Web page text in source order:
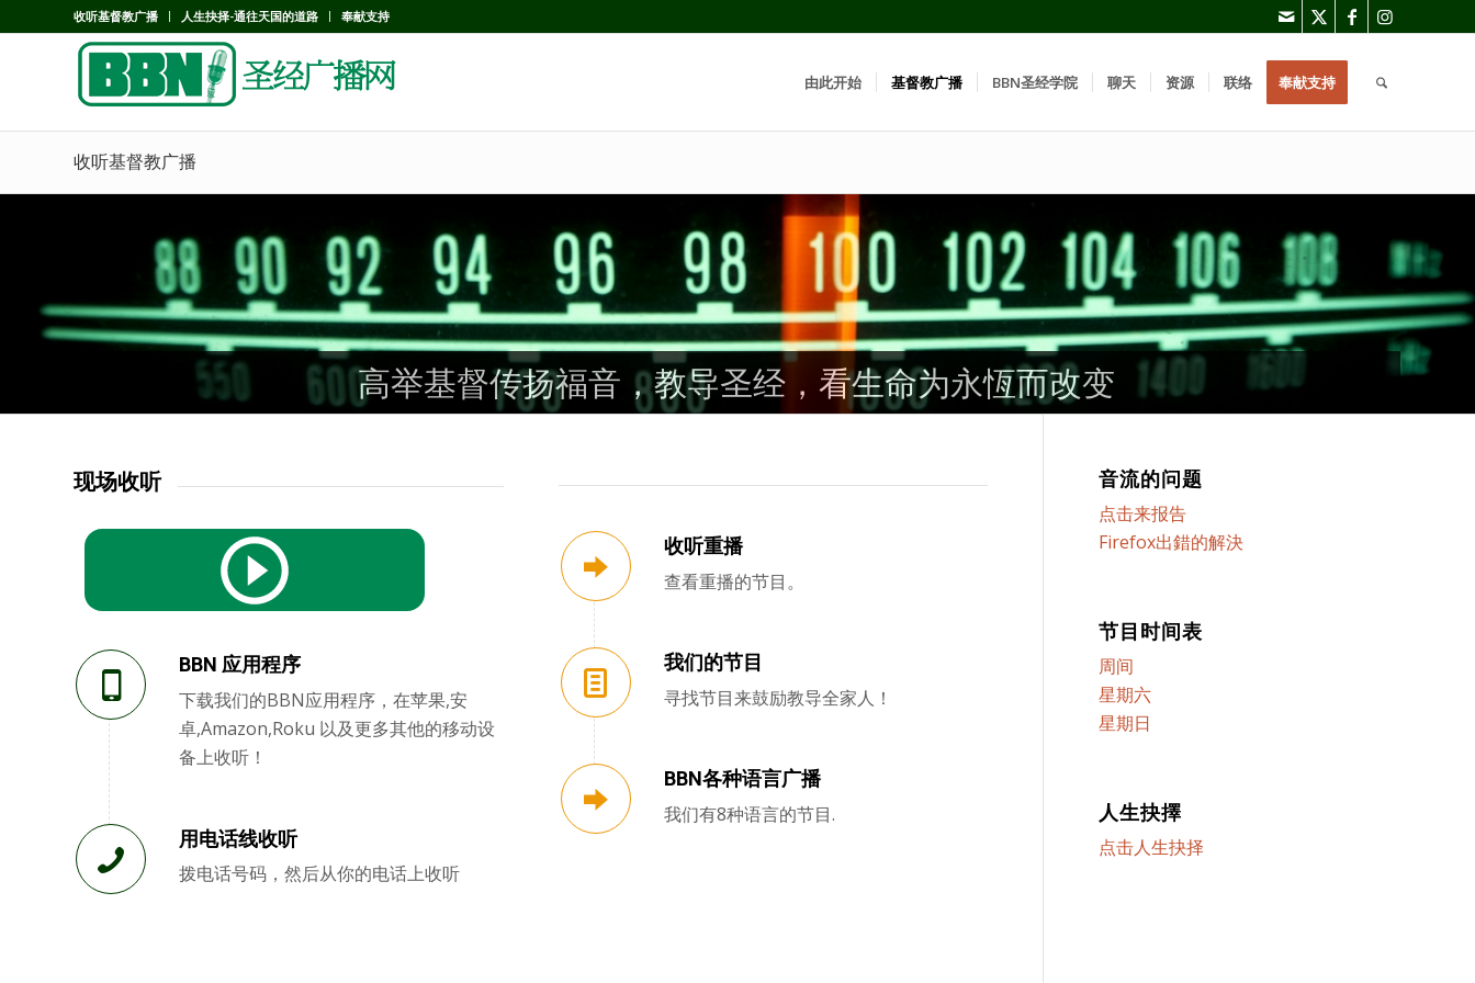
收听基督教广播 人生抉择-通往天国的道路 奉献支持
由此开始 基督教广播 BBN圣经学院 聊天 资源 联络 奉献支持
收听基督教广播
高举基督传扬福音，教导圣经，看生命为永恆而改变
高举基督传扬福音，教导圣经，看生命为永恆而改变
高举基督传扬福音，教导圣经，看生命为永恆而改变
现场收听
BBN 应用程序
下载我们的BBN应用程序，在苹果,安
卓,Amazon,Roku 以及更多其他的移动设
备上收听！
用电话线收听
拨电话号码，然后从你的电话上收听
收听重播
查看重播的节目。
我们的节目
寻找节目来鼓励教导全家人！
BBN各种语言广播
我们有8种语言的节目.
音流的问题
点击来报告
Firefox出錯的解決
节目时间表
周间
星期六
星期日
人生抉擇
点击人生抉择